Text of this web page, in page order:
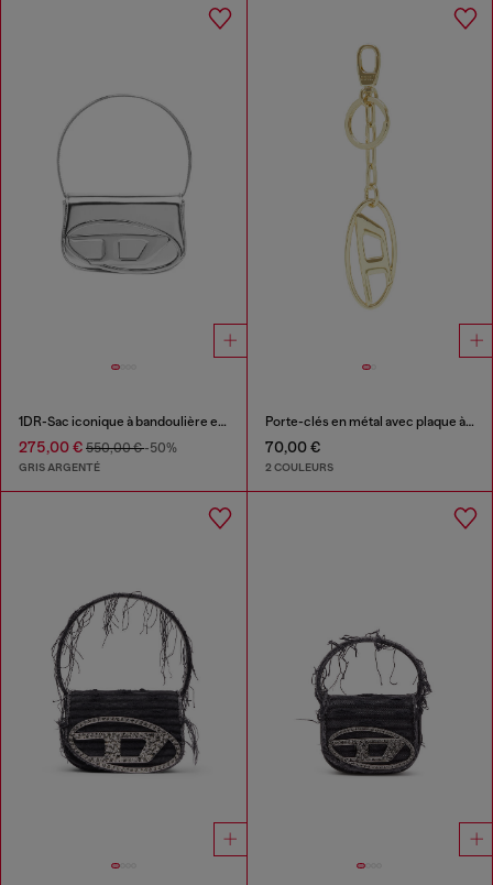
1DR-Sac iconique à bandoulière en cuir effet miroir
275,00 € 550,00 €-50%
GRIS ARGENTÉ
Porte-clés en métal avec plaque à logo
70,00 €
2 COULEURS